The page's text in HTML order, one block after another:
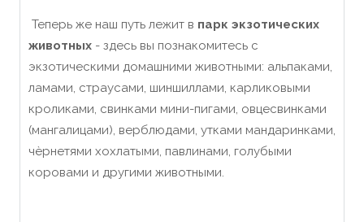
Теперь же наш путь лежит в парк экзотических
животных - здесь вы познакомитесь с
экзотическими домашними животными: альпаками,
ламами, страусами, шиншиллами, карликовыми
кроликами, свинками мини-пигами, овцесвинками
(мангалицами), верблюдами, утками мандаринками,
чѐрнетями хохлатыми, павлинами, голубыми
коровами и другими животными.